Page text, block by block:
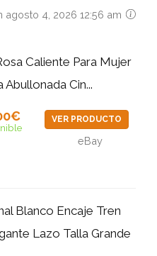
agosto 4, 2026 12:56 am
Caliente Para Mujer
Abullonada Cin...
VER PRODUCTO
eBay
Blanco Encaje Tren
Lazo Talla Grande